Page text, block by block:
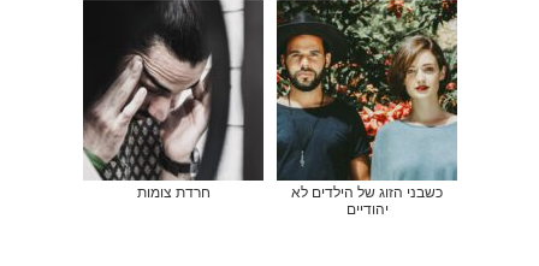
כשבני הזוג של הילדים לא
יהודיים
חרדת צומות